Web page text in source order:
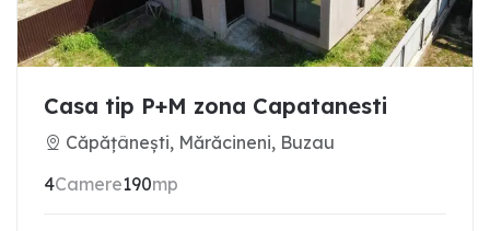
Casa tip P+M zona Capatanesti
Căpățânești, Mărăcineni, Buzau
4Camere190mp